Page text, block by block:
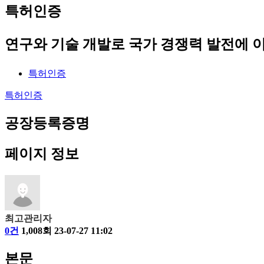
특허인증
연구와 기술 개발로 국가 경쟁력 발전에
특허인증
특허인증
공장등록증명
페이지 정보
최고관리자
0건 1,008회 23-07-27 11:02
본문